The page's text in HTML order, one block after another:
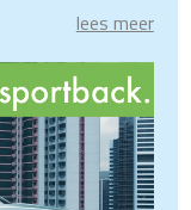
lees meer